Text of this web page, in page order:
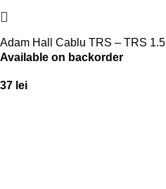
Adam Hall Cablu TRS – TRS
Available on backorder
37 lei